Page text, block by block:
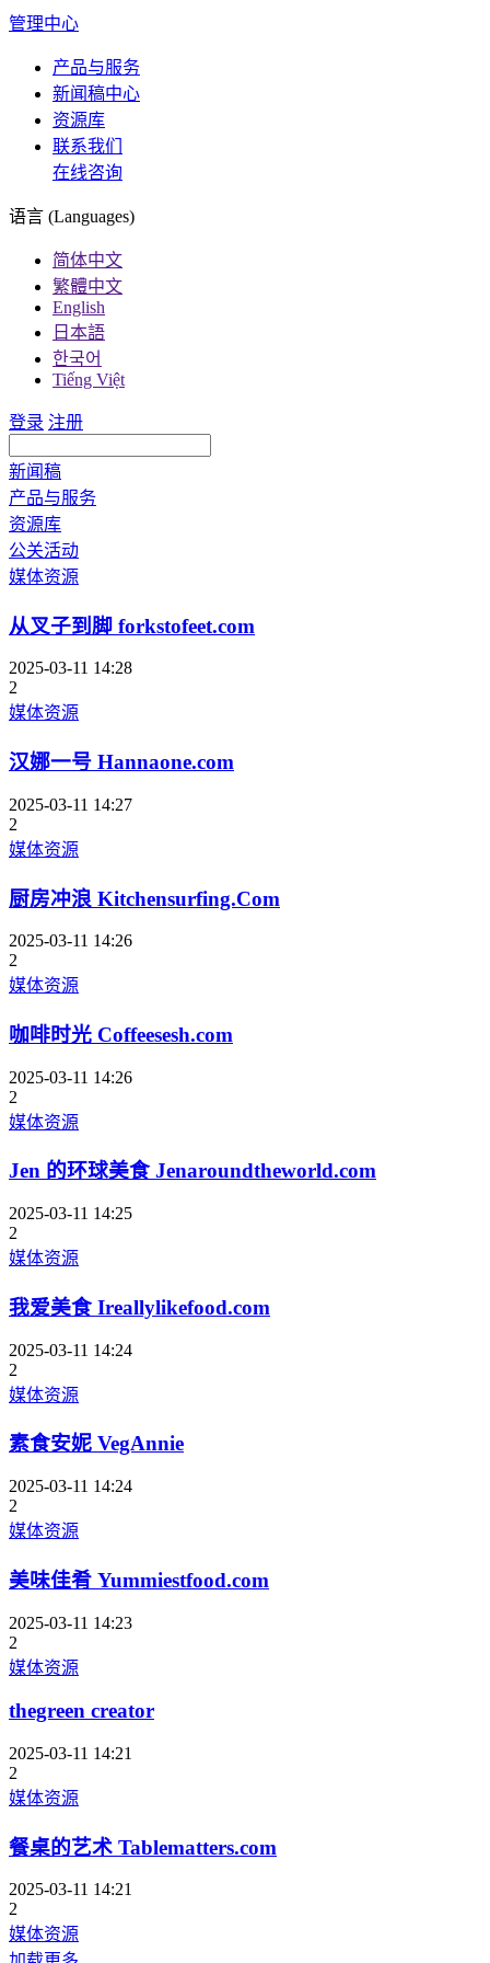
管理中心
产品与服务
新闻稿中心
资源库
联系我们
在线咨询
语言 (Languages)
简体中文
繁體中文
English
日本語
한국어
Tiếng Việt
登录 注册
新闻稿
产品与服务
资源库
公关活动
媒体资源
从叉子到脚 forkstofeet.com
2025-03-11 14:28
2
媒体资源
汉娜一号 Hannaone.com
2025-03-11 14:27
2
媒体资源
厨房冲浪 Kitchensurfing.Com
2025-03-11 14:26
2
媒体资源
咖啡时光 Coffeesesh.com
2025-03-11 14:26
2
媒体资源
Jen 的环球美食 Jenaroundtheworld.com
2025-03-11 14:25
2
媒体资源
我爱美食 Ireallylikefood.com
2025-03-11 14:24
2
媒体资源
素食安妮 VegAnnie
2025-03-11 14:24
2
媒体资源
美味佳肴 Yummiestfood.com
2025-03-11 14:23
2
媒体资源
thegreen creator
2025-03-11 14:21
2
媒体资源
餐桌的艺术 Tablematters.com
2025-03-11 14:21
2
媒体资源